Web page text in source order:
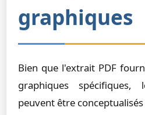
graphiques
Bien que l'extrait PDF
graphiques
peuvent être